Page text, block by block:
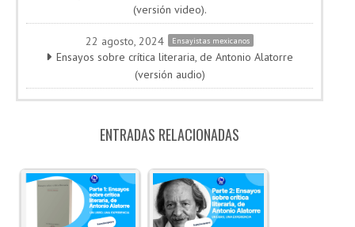
(versión video).
22 agosto, 2024 Ensayistas mexicanos
Ensayos sobre crítica literaria, de Antonio Alatorre
(versión audio)
ENTRADAS RELACIONADAS